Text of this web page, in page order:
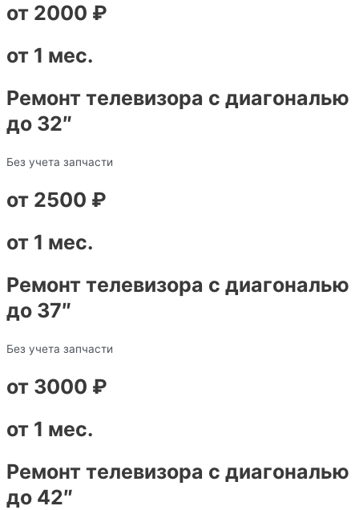
от 2000 ₽
от 1 мес.
Ремонт телевизора с диагональю
до 32″
Без учета запчасти
от 2500 ₽
от 1 мес.
Ремонт телевизора с диагональю
до 37″
Без учета запчасти
от 3000 ₽
от 1 мес.
Ремонт телевизора с диагональю
до 42″